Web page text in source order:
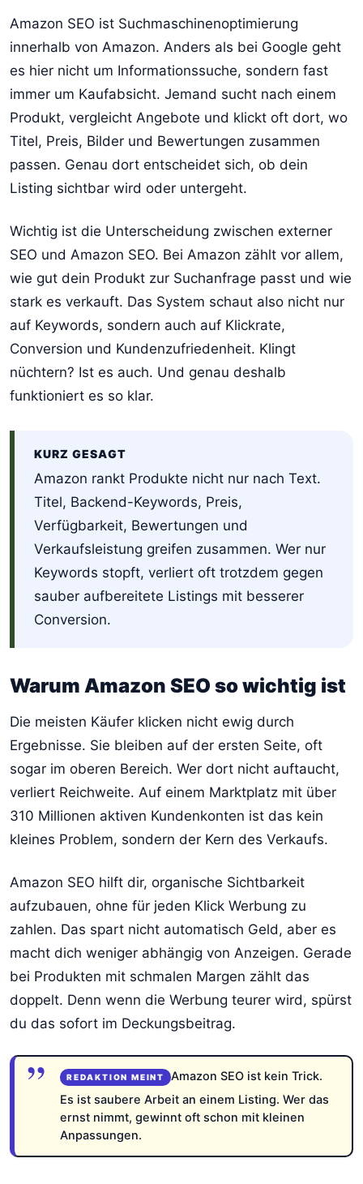
Amazon SEO ist Suchmaschinenoptimierung
innerhalb von Amazon. Anders als bei Google geht
es hier nicht um Informationssuche, sondern fast
immer um Kaufabsicht. Jemand sucht nach einem
Produkt, vergleicht Angebote und klickt oft dort, wo
Titel, Preis, Bilder und Bewertungen zusammen
passen. Genau dort entscheidet sich, ob dein
Listing sichtbar wird oder untergeht.
Wichtig ist die Unterscheidung zwischen externer
SEO und Amazon SEO. Bei Amazon zählt vor allem,
wie gut dein Produkt zur Suchanfrage passt und wie
stark es verkauft. Das System schaut also nicht nur
auf Keywords, sondern auch auf Klickrate,
Conversion und Kundenzufriedenheit. Klingt
nüchtern? Ist es auch. Und genau deshalb
funktioniert es so klar.
KURZ GESAGT
Amazon rankt Produkte nicht nur nach Text.
Titel, Backend-Keywords, Preis,
Verfügbarkeit, Bewertungen und
Verkaufsleistung greifen zusammen. Wer nur
Keywords stopft, verliert oft trotzdem gegen
sauber aufbereitete Listings mit besserer
Conversion.
Warum Amazon SEO so wichtig ist
Die meisten Käufer klicken nicht ewig durch
Ergebnisse. Sie bleiben auf der ersten Seite, oft
sogar im oberen Bereich. Wer dort nicht auftaucht,
verliert Reichweite. Auf einem Marktplatz mit über
310 Millionen aktiven Kundenkonten ist das kein
kleines Problem, sondern der Kern des Verkaufs.
Amazon SEO hilft dir, organische Sichtbarkeit
aufzubauen, ohne für jeden Klick Werbung zu
zahlen. Das spart nicht automatisch Geld, aber es
macht dich weniger abhängig von Anzeigen. Gerade
bei Produkten mit schmalen Margen zählt das
doppelt. Denn wenn die Werbung teurer wird, spürst
du das sofort im Deckungsbeitrag.
Amazon SEO ist kein Trick.
Es ist saubere Arbeit an einem Listing. Wer das
ernst nimmt, gewinnt oft schon mit kleinen
Anpassungen.